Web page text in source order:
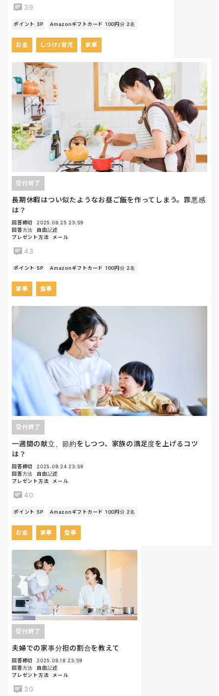
39
ポイント 3P Amazonギフトカード 100円分 2名
お金 しつけ/育児 家事
長期休暇はつい似たようなお昼ご飯を作ってしまう。罪悪感
は？
受付終了
回答締切
2025.09.25 23:59
回答方法
自由記述
プレゼント方法
メール
43
ポイント 5P Amazonギフトカード 100円分 2名
家事 食事
一週間の献立、節約をしつつ、家族の満足度を上げるコツ
は？
受付終了
回答締切
2025.09.24 23:59
回答方法
自由記述
プレゼント方法
メール
40
ポイント 5P Amazonギフトカード 100円分 2名
お金 家事 食事
夫婦での家事分担の割合を教えて
受付終了
回答締切
2025.09.18 23:59
回答方法
自由記述
プレゼント方法
メール
30